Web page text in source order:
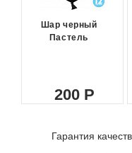
Шар черный
Пастель
200
Гарантия